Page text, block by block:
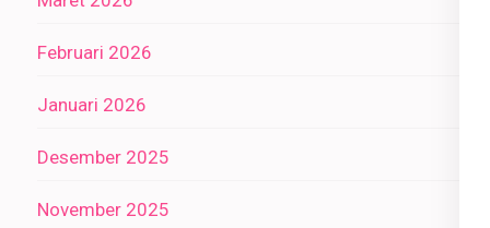
Februari 2026
Januari 2026
Desember 2025
November 2025